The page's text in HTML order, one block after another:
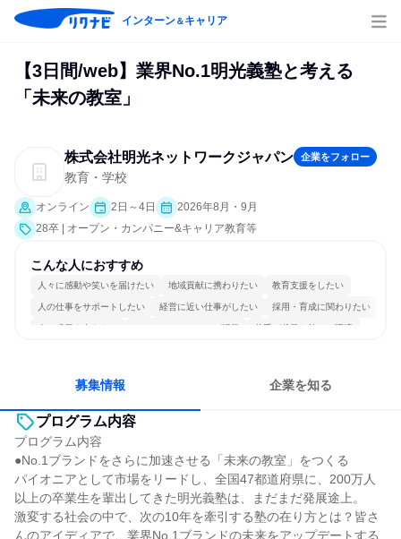
インターン＆キャリア
【3日間/web】業界No.1明光義塾と考える
「未来の教室」
株式会社明光ネットワークジャパン 企業をフォロー
教育・学校
オンライン 2日～4日
2026年8月・9月
28卒 | オープン・カンパニー&キャリア教育等
こんな人におすすめ
人々に感動や笑いを届けたい 地域貢献に携わりたい 教育支援をしたい
人の仕事をサポートしたい 経営に近い仕事がしたい 採用・育成に関わりたい
人の成長を支えたい コミュニケーションが活発 若手が裁量を持てる環境
募集情報 企業を知る
プログラム内容
プログラム内容
●No.1ブランドをさらに加速させる「未来の教室」をつくる
パイオニアとして市場をリードし、全国47都道府県に、200万人
以上の卒業生を輩出してきた明光義塾は、まだまだ発展途上。
激変する社会の中で、次の10年を牽引する塾の在り方とは？皆さ
んのアイディアで、業界No.1ブランドの未来をアップデートする